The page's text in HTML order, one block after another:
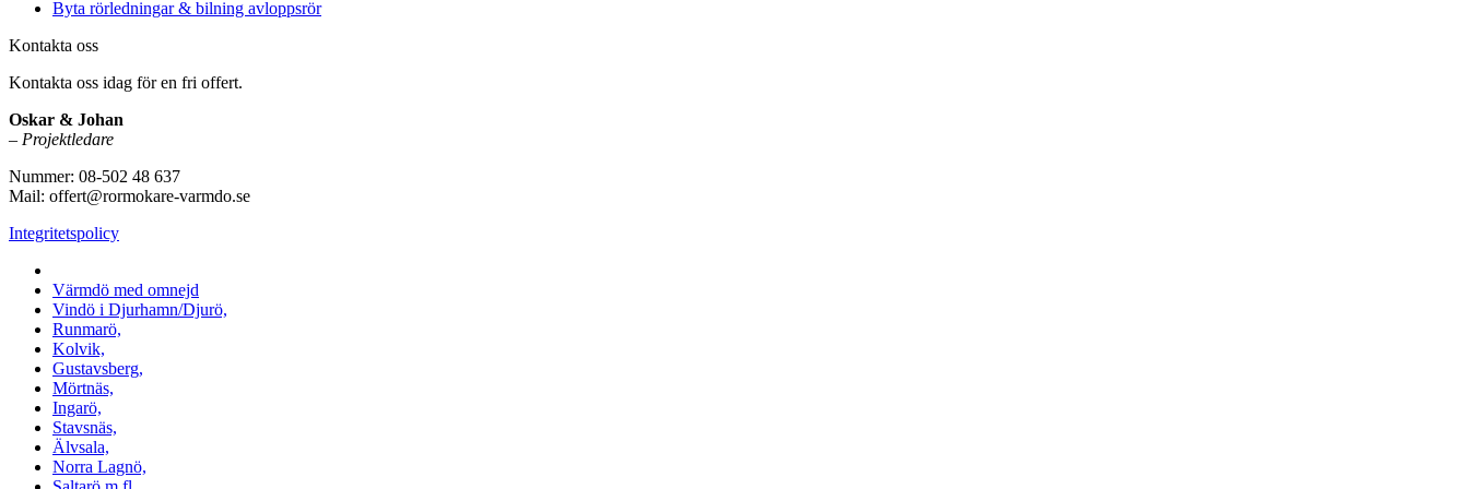
Byta rörledningar & bilning avloppsrör
Kontakta oss
Kontakta oss idag för en fri offert.
Oskar & Johan
– Projektledare
Nummer: 08-502 48 637
Mail: offert@rormokare-varmdo.se
Integritetspolicy
Värmdö med omnejd
Vindö i Djurhamn/Djurö,
Runmarö,
Kolvik,
Gustavsberg,
Mörtnäs,
Ingarö,
Stavsnäs,
Älvsala,
Norra Lagnö,